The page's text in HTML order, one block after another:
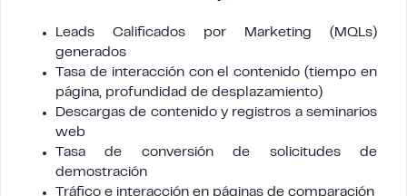
Leads Calificados por Marketing (MQLs)
generados
Tasa de interacción con el contenido (tiempo en
página, profundidad de desplazamiento)
Descargas de contenido y registros a seminarios
web
Tasa de conversión de solicitudes de
demostración
Tráfico e interacción en páginas de comparación